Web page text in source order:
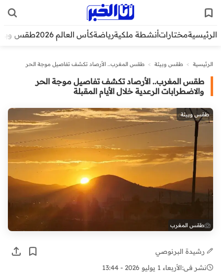
الرئيسيةمختاراتأنشطة ملكيةرياضةكأس العالم 2026 طقس
الرئيسية > طقس وبيئة > طقس المغرب.. الأرصاد تكشف تفاصيل موجة الحر
طقس المغرب.. الأرصاد تكشف تفاصيل موجة الحر
والاضطرابات الرعدية خلال الأيام المقبلة
طقس وبيئة
طقس المغرب
رشيدة البرنوصي
نشر في:الأربعاء 1 يوليو 2026 - 13:44